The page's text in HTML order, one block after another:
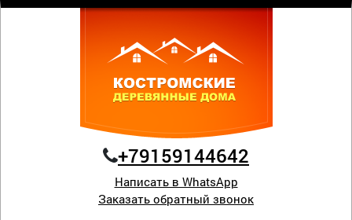
+79159144642
Написать в WhatsApp
Заказать обратный звонок